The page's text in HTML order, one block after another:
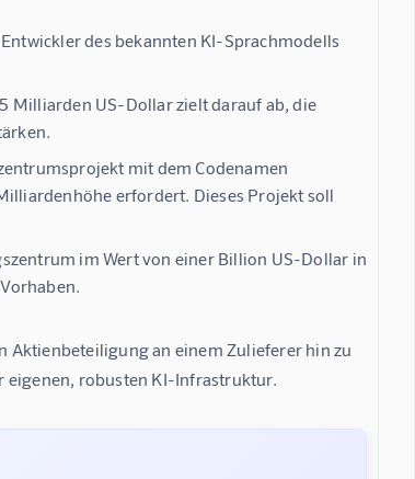
des bekannten KI-Sprachmodells
Milliarden US-Dollar zielt darauf ab, die
mit dem Codenamen
erfordert. Dieses Projekt soll
im Wert von einer Billion US-Dollar in
Aktienbeteiligung an einem Zulieferer hin zu
eigenen, robusten KI-Infrastruktur.